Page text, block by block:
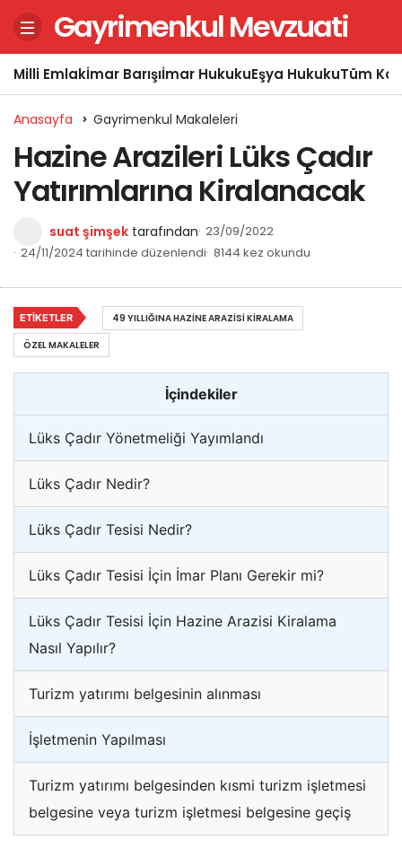
Gayrimenkul Mevzuati
Milli Emlakİmar Barışıİmar HukukuEşya HukukuTüm
Anasayfa Gayrimenkul Makaleleri
Hazine Arazileri Lüks Çadır
Yatırımlarına Kiralanacak
suat şimşek tarafından 23/09/2022
24/11/2024 tarihinde düzenlendi 8144 kez okundu
İçindekiler
Lüks Çadır Yönetmeliği Yayımlandı
Lüks Çadır Nedir?
Lüks Çadır Tesisi Nedir?
Lüks Çadır Tesisi İçin İmar Planı Gerekir mi?
Lüks Çadır Tesisi İçin Hazine Arazisi Kiralama
Nasıl Yapılır?
Turizm yatırımı belgesinin alınması
İşletmenin Yapılması
Turizm yatırımı belgesinden kısmi turizm işletmesi
belgesine veya turizm işletmesi belgesine geçiş
ETIKETLER
49 YILLIĞINA HAZINE ARAZISI KIRALAMA
ÖZEL MAKALELER